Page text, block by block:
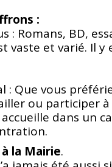
:
: Romans, BD,
vaste et varié. Il y
: Que vous
ou participer
dans un
la Mairie.